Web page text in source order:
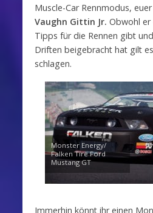
Muscle-Car Rennmodus,
Vaughn Gittin Jr. Obwohl er
Tipps für die Rennen gibt
Driften beigebracht hat gilt
schlagen.
Monster Energy/
Falken Tire Ford
Mustang GT
Immerhin könnt ihr einen